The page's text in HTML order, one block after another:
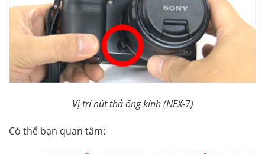
Vị trí nút thả ống kính (NEX-7)
Có thể bạn quan tâm: